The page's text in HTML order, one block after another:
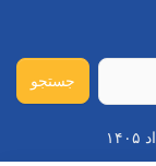
جستجو